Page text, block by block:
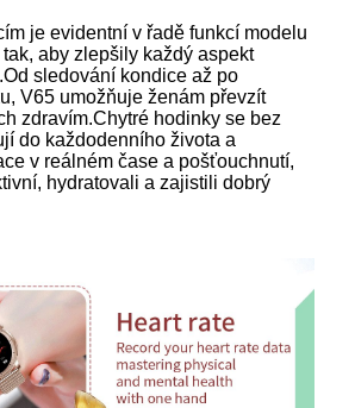
je evidentní v řadě funkcí modelu
aby zlepšily každý aspekt
sledování kondice až po
V65 umožňuje ženám převzít
zdravím.Chytré hodinky se bez
do každodenního života a
v reálném čase a pošťouchnutí,
hydratovali a zajistili dobrý